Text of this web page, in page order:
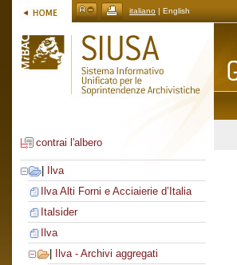
italiano | English
contrai l'albero
Ilva
Ilva Alti Forni e Acciaierie d’Italia
Italsider
Ilva
Ilva - Archivi aggregati